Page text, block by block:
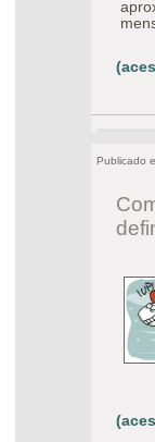
Publicado